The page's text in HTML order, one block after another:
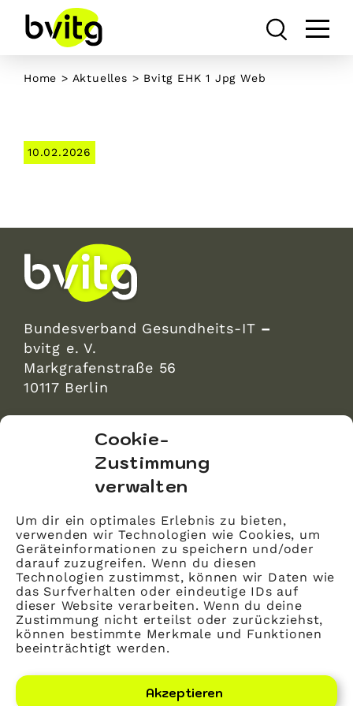
Cookie-
Zustimmung
verwalten
Um dir ein optimales Erlebnis zu bieten,
verwenden wir Technologien wie Cookies, um
Geräteinformationen zu speichern und/oder
darauf zuzugreifen. Wenn du diesen
Technologien zustimmst, können wir Daten wie
das Surfverhalten oder eindeutige IDs auf
dieser Website verarbeiten. Wenn du deine
Zustimmung nicht erteilst oder zurückziehst,
können bestimmte Merkmale und Funktionen
beeinträchtigt werden.
Akzeptieren
content
Home > Aktuelles > Bvitg EHK 1 Jpg Web
10.02.2026
Bundesverband Gesundheits-IT –
bvitg e. V.
Markgrafenstraße 56
10117 Berlin
Markgrafenstraße 56
10117 Berlin
Impressum
Kontakt
Datenschutz
Mitglied werden
LinkedIn
YouTube